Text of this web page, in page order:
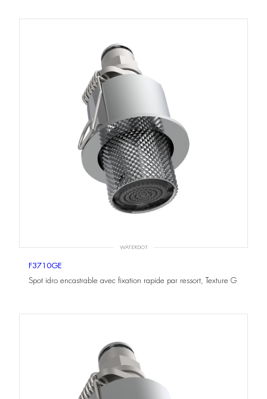
WATERDOT
F3710GE
Spot idro encastrable avec fixation rapide par ressort, Texture G